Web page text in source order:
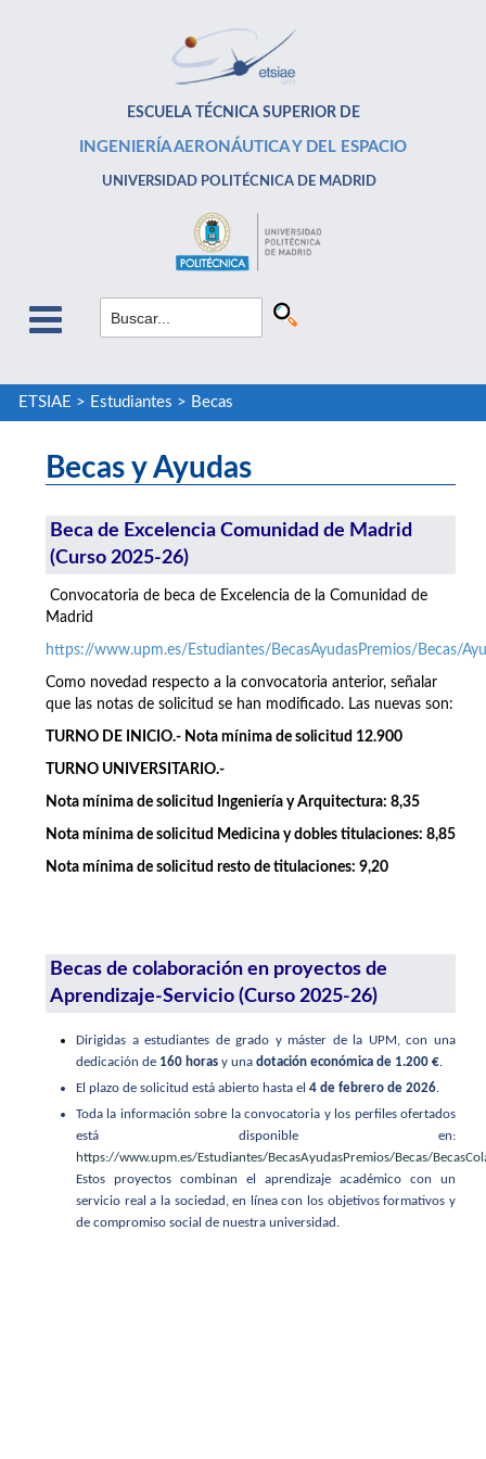
ESCUELA TÉCNICA SUPERIOR DE
INGENIERÍA AERONÁUTICA Y DEL ESPACIO
UNIVERSIDAD POLITÉCNICA DE MADRID
ETSIAE > Estudiantes > Becas
Becas y Ayudas
Beca de Excelencia Comunidad de Madrid
(Curso 2025-26)
Convocatoria de beca de Excelencia de la Comunidad de
Madrid
https://www.upm.es/Estudiantes/BecasAyudasPremios/Becas/
Como novedad respecto a la convocatoria anterior, señalar
que las notas de solicitud se han modificado. Las nuevas son:
TURNO DE INICIO.- Nota mínima de solicitud 12.900
TURNO UNIVERSITARIO.-
Nota mínima de solicitud Ingeniería y Arquitectura: 8,35
Nota mínima de solicitud Medicina y dobles titulaciones: 8,85
Nota mínima de solicitud resto de titulaciones: 9,20
Becas de colaboración en proyectos de
Aprendizaje-Servicio (Curso 2025-26)
Dirigidas a estudiantes de grado y máster de la UPM, con una
dedicación de 160 horas y una dotación económica de 1.200 €
El plazo de solicitud está abierto hasta el 4 de febrero de 2026.
Toda la información sobre la convocatoria y los perfiles ofertados
está disponible en:
https://www.upm.es/Estudiantes/BecasAyudasPremios/Becas/
Estos proyectos combinan el aprendizaje académico con un
servicio real a la sociedad, en línea con los objetivos formativos y
de compromiso social de nuestra universidad.